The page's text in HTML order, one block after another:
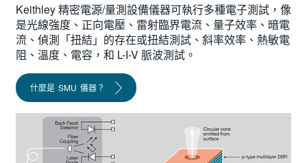
Keithley 精密電源/量測設備儀器可執行多種電子測試，像
是光線強度、正向電壓、雷射臨界電流、量子效率、暗電
流、偵測「扭結」的存在或扭結測試、斜率效率、熱敏電
阻、溫度、電容，和 L-I-V 脈波測試。
什麼是 SMU 儀器？